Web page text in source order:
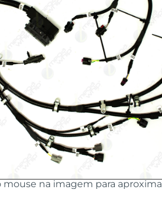
mouse na imagem para